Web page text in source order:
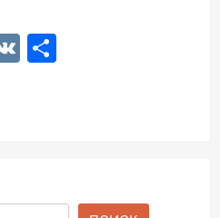
VK